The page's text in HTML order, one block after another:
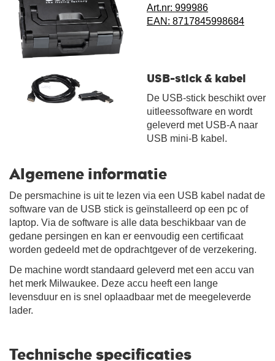
Art.nr: 999986
EAN: 8717845998684
USB-stick & kabel
De USB-stick beschikt over
uitleessoftware en wordt
geleverd met USB-A naar
USB mini-B kabel.
Algemene informatie
De persmachine is uit te lezen via een USB kabel nadat de
software van de USB stick is geïnstalleerd op een pc of
laptop. Via de software is alle data beschikbaar van de
gedane persingen en kan er eenvoudig een certificaat
worden gedeeld met de opdrachtgever of de verzekering.
De machine wordt standaard geleverd met een accu van
het merk Milwaukee. Deze accu heeft een lange
levensduur en is snel oplaadbaar met de meegeleverde
lader.
Technische specificaties